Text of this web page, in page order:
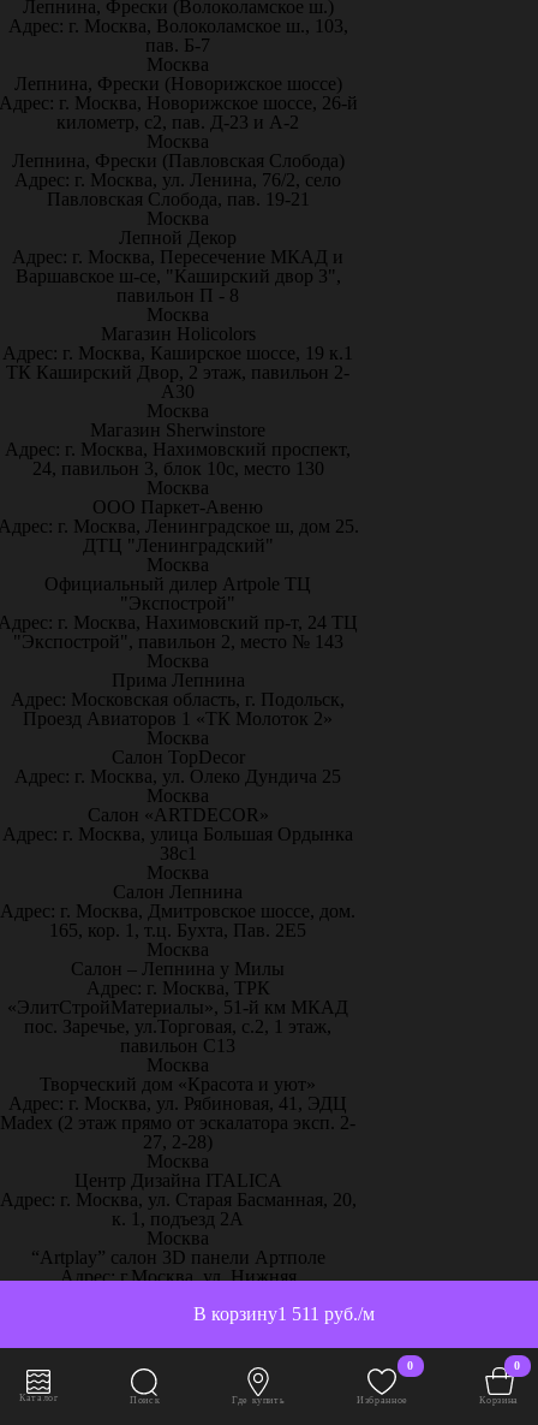
1 511 руб./м
В корзину
Лепнина, Фрески (Волоколамское ш.)
Адрес: г. Москва, Волоколамское ш., 103,
пав. Б-7
Москва
Лепнина, Фрески (Новорижское шоссе)
г. Москва, Новорижское шоссе, 26-й
километр, с2, пав. Д-23 и А-2
Москва
Лепнина, Фрески (Павловская Слобода)
Адрес: г. Москва, ул. Ленина, 76/2, село
Павловская Слобода, пав. 19-21
Москва
Лепной Декор
Адрес: г. Москва, Пересечение МКАД и
Варшавское ш-се, "Каширский двор 3",
павильон П - 8
Москва
Магазин Holicolors
Адрес: г. Москва, Каширское шоссе, 19 к.1
ТК Каширский Двор, 2 этаж, павильон 2-
А30
Москва
Магазин Sherwinstore
Адрес: г. Москва, Нахимовский проспект,
24, павильон 3, блок 10с, место 130
Москва
ООО Паркет-Авeню
г. Москва, Ленинградское ш, дом 25.
ДТЦ "Ленинградский"
Москва
Официальный дилер Artpole ТЦ
"Экспострой"
г. Москва, Нахимовский пр-т, 24 ТЦ
"Экспострой", павильон 2, место № 143
Москва
Прима Лепнина
Адрес: Московская область, г. Подольск,
Проезд Авиаторов 1 «ТК Молоток 2»
Москва
Салон TopDecor
Адрес: г. Москва, ул. Олеко Дундича 25
Москва
Салон «ARTDECOR»
Адрес: г. Москва, улица Большая Ордынка
38с1
Москва
Салон Лепнина
Адрес: г. Москва, Дмитровское шоссе, дом.
165, кор. 1, т.ц. Бухта, Пав. 2Е5
Москва
Салон – Лепнина у Милы
Адрес: г. Москва, ТРК
«ЭлитСтройМатериалы», 51-й км МКАД
пос. Заречье, ул.Торговая, с.2, 1 этаж,
павильон С13
Москва
Творческий дом «Красота и уют»
Адрес: г. Москва, ул. Рябиновая, 41, ЭДЦ
Madex (2 этаж прямо от эскалатора эксп. 2-
27, 2-28)
Москва
Центр Дизайна ITALICA
Адрес: г. Москва, ул. Старая Басманная, 20,
к. 1, подъезд 2А
Москва
“Artplay” салон 3D панели Артполе
Адрес: г.Москва, ул. Нижняя
Москва
Адрес: г. Москва, 65 км МКАД, дом
выставочный 18/11
Москва
“Декор-Интерьер” ТЦ «Family Room»
Каталог Поиск Где купить
0
Избранное
0
Корзина